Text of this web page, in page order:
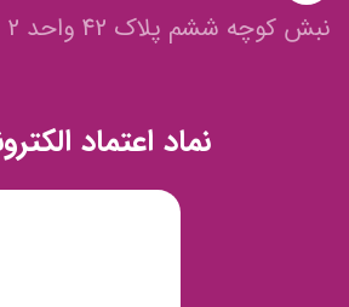
نبش کوچه ششم پلاک 42 واحد 2
نماد اعتماد